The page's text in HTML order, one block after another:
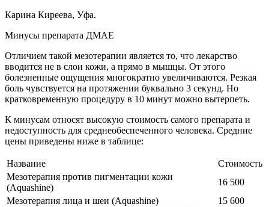
Карина Киреева, Уфа.
Минусы препарата ДМАЕ
Отличием такой мезотерапии является то, что лекарство
вводится не в слои кожи, а прямо в мышцы. От этого
болезненные ощущения многократно увеличиваются. Резкая
боль чувствуется на протяжении буквально 3 секунд. Но
кратковременную процедуру в 10 минут можно вытерпеть.
К минусам относят высокую стоимость самого препарата и
недоступность для среднеобеспеченного человека. Средние
цены приведены ниже в таблице:
Название
Стоимость
Мезотерапия против пигментации кожи
(Aquashine)
16 500
Мезотерапия лица и шеи (Aquashine)
15 600